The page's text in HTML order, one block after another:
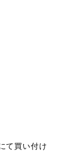
て買い付け